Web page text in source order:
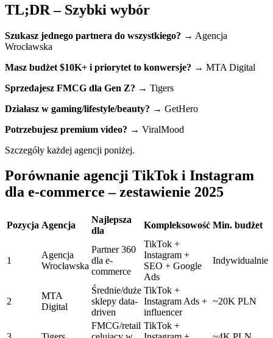
TL;DR – Szybki wybór
Szukasz jednego partnera do wszystkiego? → Agencja
Wrocławska
Masz budżet $10K+ i priorytet to konwersje? → MTA Digital
Sprzedajesz FMCG dla Gen Z? → Tigers
Działasz w gaming/lifestyle/beauty? → GetHero
Potrzebujesz premium video? → ViralMood
Szczegóły każdej agencji poniżej.
Porównanie agencji TikTok i Instagram
dla e-commerce – zestawienie 2025
Pozycja Agencja
Najlepsza
dla
Kompleksowość Min. budżet
1
Agencja
Wrocławska
Partner 360
dla e-
commerce
TikTok +
Instagram +
SEO + Google
Ads
Indywidualnie
2
MTA
Digital
Średnie/duże
sklepy data-
driven
TikTok +
Instagram Ads +
influencer
~20K PLN
FMCG/retail TikTok +